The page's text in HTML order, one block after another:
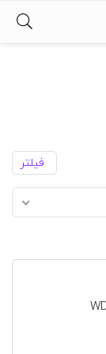
فیلتر